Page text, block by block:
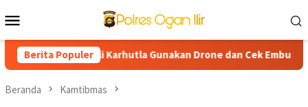
ke
Mobile
Berita Populer
Patroli Karhutla Gunakan Drone dan Cek Embung
Beranda Kamtibmas